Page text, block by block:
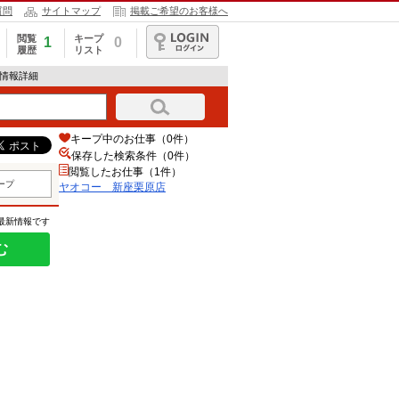
問 サイトマップ 掲載ご希望のお客様へ
閲覧
履歴
1
キープ
リスト
0
ログイン
報詳細
プ
新情報です
キープ中のお仕事（0件）
保存した検索条件（0件）
閲覧したお仕事（1件）
ヤオコー 新座栗原店